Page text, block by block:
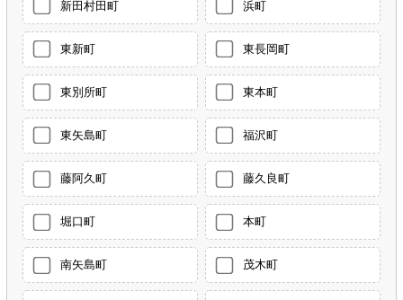
新田村田町 浜町
東新町 東長岡町
東別所町 東本町
東矢島町 福沢町
藤阿久町 藤久良町
堀口町 本町
南矢島町 茂木町